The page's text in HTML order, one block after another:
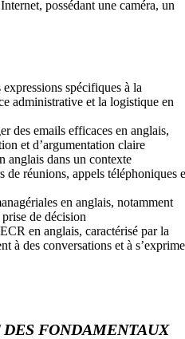
possédant une caméra, un
spécifiques à la
administrative et la logistique en
des emails efficaces en anglais,
et d’argumentation claire
anglais dans un contexte
de réunions, appels téléphoniques
en anglais, notamment
de décision
en anglais, caractérisé par la
à des conversations et à
FONDAMENTAUX